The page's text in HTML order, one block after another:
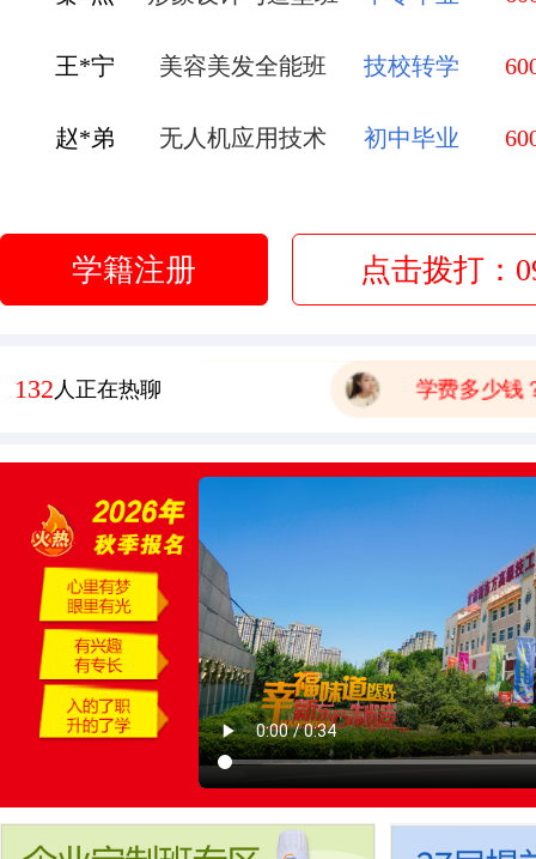
王*宁 美容美发全能班 技校转学
赵*弟 无人机应用技术 初中毕业
管*飞 金鼎大厨班 高中毕业
学籍注册 点击拨打：
132 人正在热聊
学校环境怎么样啊 视频上
学费多少钱
报名要带哪些